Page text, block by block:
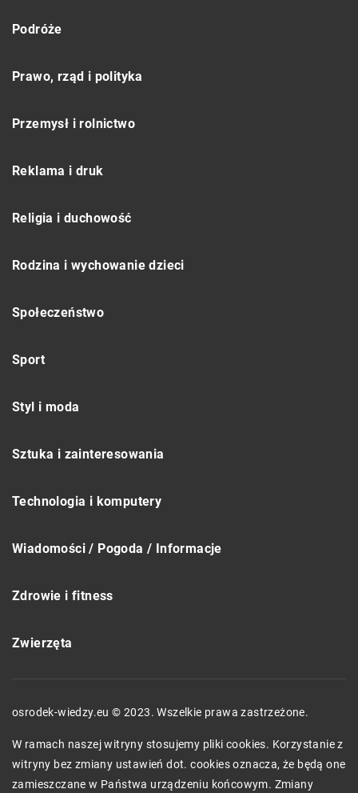
Podróże
Prawo, rząd i polityka
Przemysł i rolnictwo
Reklama i druk
Religia i duchowość
Rodzina i wychowanie dzieci
Społeczeństwo
Sport
Styl i moda
Sztuka i zainteresowania
Technologia i komputery
Wiadomości / Pogoda / Informacje
Zdrowie i fitness
Zwierzęta
osrodek-wiedzy.eu © 2023. Wszelkie prawa zastrzeżone.
W ramach naszej witryny stosujemy pliki cookies. Korzystanie z
witryny bez zmiany ustawień dot. cookies oznacza, że będą one
zamieszczane w Państwa urządzeniu końcowym. Zmiany